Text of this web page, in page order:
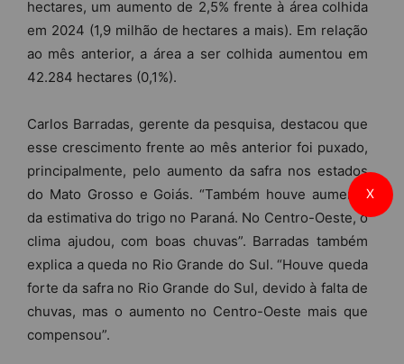
hectares, um aumento de 2,5% frente à área colhida
em 2024 (1,9 milhão de hectares a mais). Em relação
ao mês anterior, a área a ser colhida aumentou em
42.284 hectares (0,1%).
Carlos Barradas, gerente da pesquisa, destacou que
esse crescimento frente ao mês anterior foi puxado,
principalmente, pelo aumento da safra nos estados
do Mato Grosso e Goiás. “Também houve aumento
da estimativa do trigo no Paraná. No Centro-Oeste, o
clima ajudou, com boas chuvas”. Barradas também
explica a queda no Rio Grande do Sul. “Houve queda
forte da safra no Rio Grande do Sul, devido à falta de
chuvas, mas o aumento no Centro-Oeste mais que
compensou”.
X